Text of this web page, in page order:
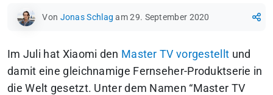
Von Jonas Schlag am 29. September 2020
Im Juli hat Xiaomi den Master TV vorgestellt und
damit eine gleichnamige Fernseher-Produktserie in
die Welt gesetzt. Unter dem Namen “Master TV